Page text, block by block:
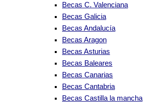
Becas C. Valenciana
Becas Galicia
Becas Andalucía
Becas Aragon
Becas Asturias
Becas Baleares
Becas Canarias
Becas Cantabria
Becas Castilla la mancha